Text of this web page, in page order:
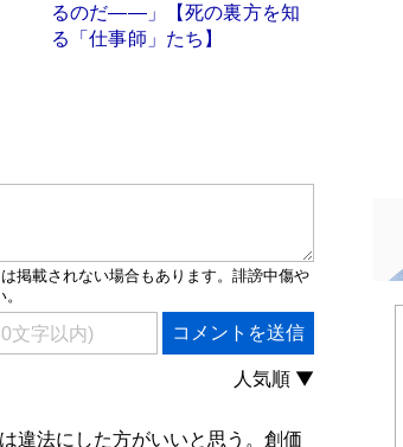
るのだ――」【死の裏方を知
る「仕事師」たち】